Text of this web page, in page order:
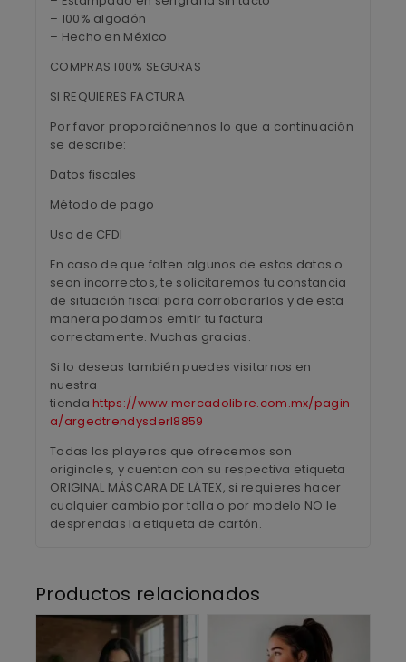
– 100% algodón
– Hecho en México
COMPRAS 100% SEGURAS
SI REQUIERES FACTURA
Por favor proporciónennos lo que a continuación
se describe:
Datos fiscales
Método de pago
Uso de CFDI
En caso de que falten algunos de estos datos o
sean incorrectos, te solicitaremos tu constancia
de situación fiscal para corroborarlos y de esta
manera podamos emitir tu factura
correctamente. Muchas gracias.
Si lo deseas también puedes visitarnos en
nuestra
tiendahttps://www.mercadolibre.com.mx/pagin
a/argedtrendysderl8859
Todas las playeras que ofrecemos son
originales, y cuentan con su respectiva etiqueta
ORIGINAL MÁSCARA DE LÁTEX, si requieres hacer
cualquier cambio por talla o por modelo NO le
desprendas la etiqueta de cartón.
Productos relacionados